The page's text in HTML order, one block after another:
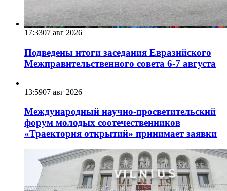
17:3307 авг 2026
Подведены итоги заседания Евразийского
Межправительственного совета 6-7 августа
13:5907 авг 2026
Международный научно-просветительский
форум молодых соотечественников
«Траектория открытий» принимает заявки